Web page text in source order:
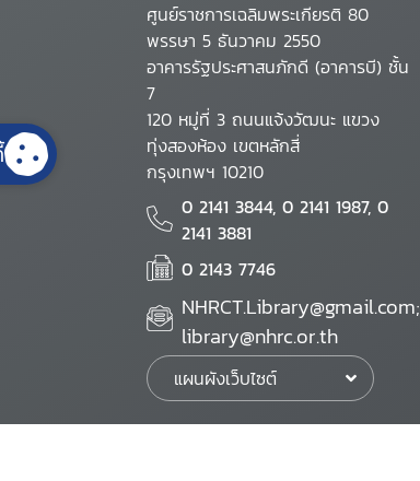
ศูนย์ราชการเฉลิมพระเกียรติ 80
พรรษา 5 ธันวาคม 2550
อาคารรัฐประศาสนภักดี (อาคารบี) ชั้น
7
120 หมู่ที่ 3 ถนนแจ้งวัฒนะ แขวง
ทุ่งสองห้อง เขตหลักสี่
กรุงเทพฯ 10210
0 2141 3844, 0 2141 1987, 0
2141 3881
0 2143 7746
NHRCT.Library@gmail.com;
library@nhrc.or.th
แผนผังเว็บไซต์